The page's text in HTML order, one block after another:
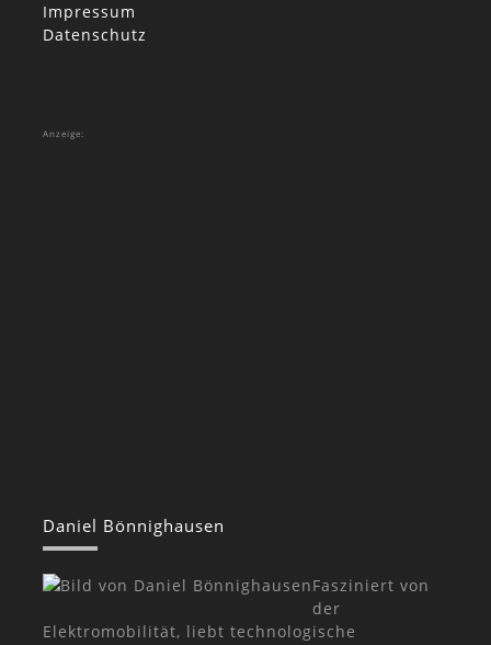
Impressum
Datenschutz
Anzeige:
Daniel Bönnighausen
Fasziniert von
der
Elektromobilität, liebt technologische